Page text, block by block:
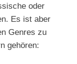
oder
Es ist aber
Genres zu
gehören: